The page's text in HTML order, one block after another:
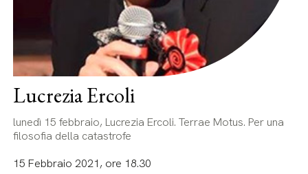
Lucrezia Ercoli
lunedì 15 febbraio, Lucrezia Ercoli. Terrae Motus. Per una
filosofia della catastrofe
15 Febbraio 2021, ore 18.30